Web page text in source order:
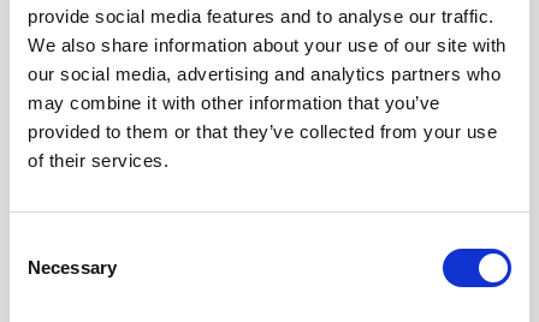
provide social media features and to analyse our traffic.
We also share information about your use of our site with
our social media, advertising and analytics partners who
may combine it with other information that you’ve
provided to them or that they’ve collected from your use
of their services.
Selection
Necessary
Kalender Weekly A6 Textile
2026 svart
Kalender Life Planner 2026
Essentials A6